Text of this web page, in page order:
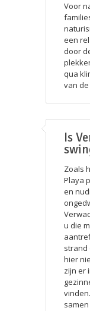
Voor
een
door
qua
van
Is
Zoals
Playa
en
u die
strand
hier
zijn er